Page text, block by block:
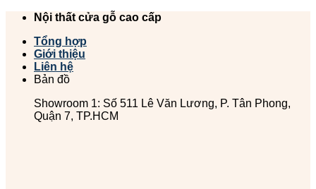
Chuyển
dung
Nội thất cửa gỗ cao cấp
Tổng hợp
Giới thiệu
Liên hệ
Bản đồ
Showroom 1: Số 511 Lê Văn Lương, P. Tân Phong,
Quận 7, TP.HCM